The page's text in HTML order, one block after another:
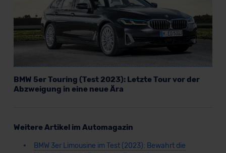
BMW 5er Touring (Test 2023): Letzte Tour vor der
Abzweigung in eine neue Ära
Weitere Artikel im Automagazin
BMW 3er Limousine im Test (2023): Bewahrt die